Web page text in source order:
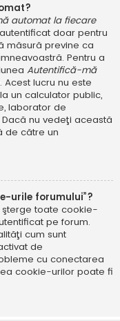
automat la fiecare
doar pentru
măsură previne ca
Pentru a
Autentifică-mă
lucru nu este
un calculator public,
laborator de
nu vedeţi această
de către un
urile forumului”?
şterge toate cookie-
pe forum.
cum sunt
de
cu conectarea
cookie-urilor poate fi